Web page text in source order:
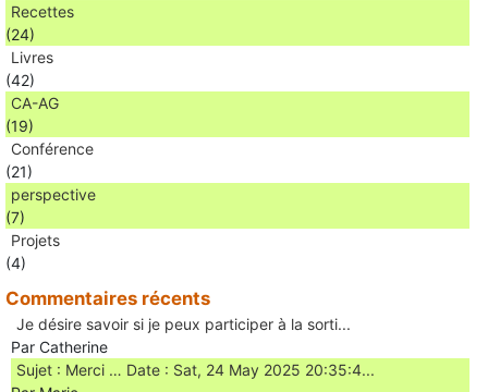
Recettes
(24)
Livres
(42)
CA-AG
(19)
Conférence
(21)
perspective
(7)
Projets
(4)
Commentaires récents
Je désire savoir si je peux participer à la sorti...
Par Catherine
Sujet : Merci … Date : Sat, 24 May 2025 20:35:4...